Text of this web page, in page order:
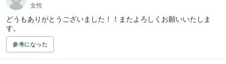
女性
どうもありがとうございました！！またよろしくお願いいたしま
す。
参考になった